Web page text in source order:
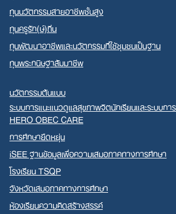
ทุนนวัตกรรมสายอาชีพชั้นสูง
ทุนครูรัก(ษ์)ถิ่น
ทุนพัฒนาอาชีพและนวัตกรรมที่ใช้ชุมชนเป็นฐาน
ทุนพระกนิษฐาสัมมาชีพ
นวัตกรรมต้นแบบ
ระบบการแนะแนวดูแลสุขภาพจิตนักเรียนและระบบก
HERO OBEC CARE
การศึกษายืดหยุ่น
iSEE ฐานข้อมูลเพื่อความเสมอภาคทางการศึกษา
โรงเรียน TSQP
จังหวัดเสมอภาคทางการศึกษา
ห้องเรียนความคิดสร้างสรรค์